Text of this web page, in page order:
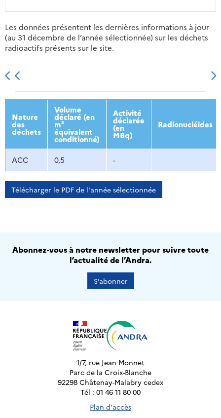
Les données présentent les dernières informations à jour
(au 31 décembre de l’année sélectionnée) sur les déchets
radioactifs présents sur le site.
2013 2014 2015 2016
Nature
des
déchets
Volume
déclaré (en
m³
équivalent
conditionné)
Activité
déclarée
(en
MBq)
Radionucléides
ACC 0,5 -
Télécharger le PDF de l'année sélectionnée
Abonnez-vous à notre newsletter pour suivre toute
l’actualité de l’Andra.
S’abonner
1/7, rue Jean Monnet
Parc de la Croix-Blanche
92298 Châtenay-Malabry cedex
Tél : 01 46 11 80 00
Plan d'accès